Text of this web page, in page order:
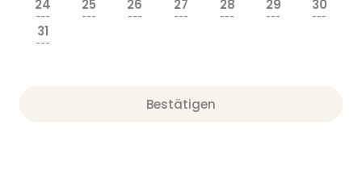
24
---
25
---
26
---
27
---
28
---
29
---
30
---
31
---
Bestätigen